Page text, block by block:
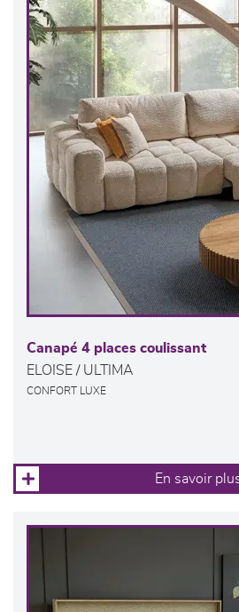
Canapé 4 places coulissant
ELOISE / ULTIMA
CONFORT LUXE
En savoir